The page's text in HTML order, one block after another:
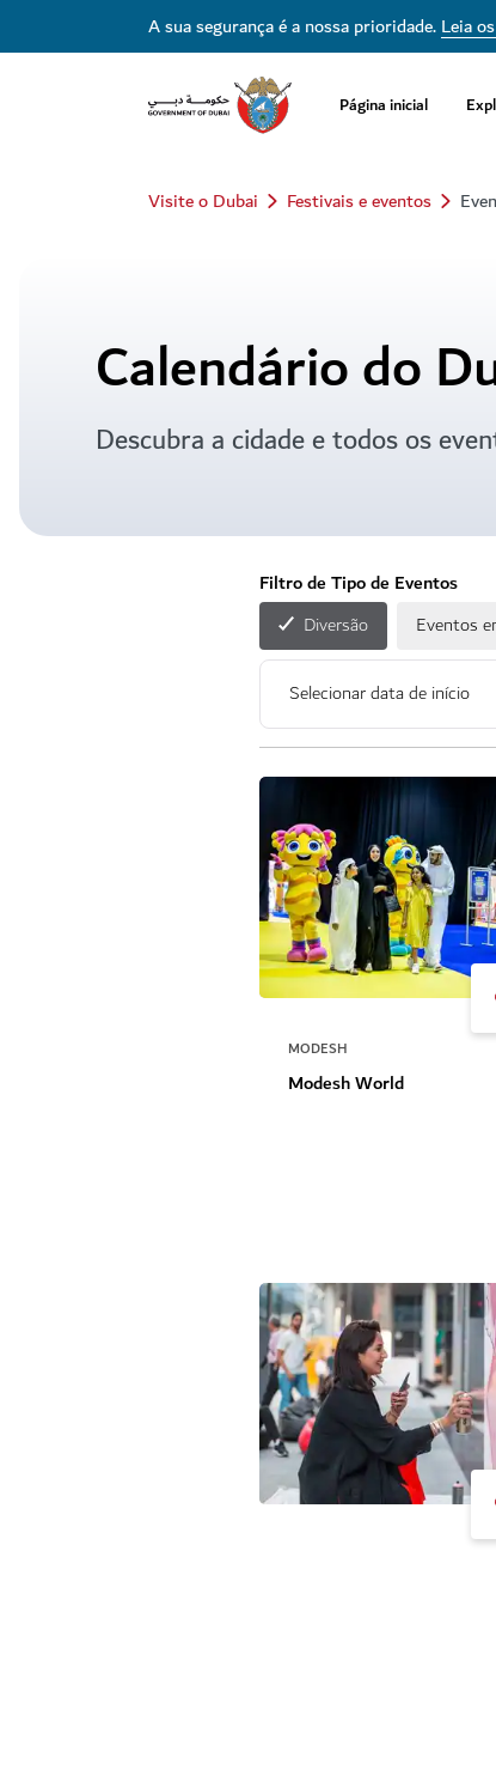
A sua segurança é a nossa prioridade.Leia
Página inicial
Visite o Dubai Festivais e eventos
Calendário do
Descubra a cidade e todos os
Filtro de Tipo de Eventos
Diversão Eventos
Selecionar data de início
MODESH
Modesh World
Calendário de Eventos do Dubai - Eventos e Concertos no Dubai |